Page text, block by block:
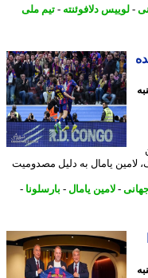
لوییس دلافوئنته-تیم ملی
یامال به دلیل مصدومیت
-لامین یامال-بارسلونا-